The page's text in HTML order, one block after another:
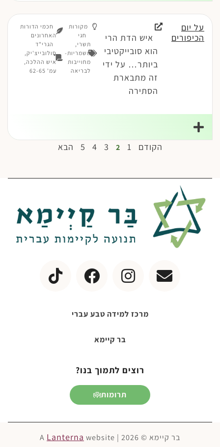
על יום
הכיפורים
איש הדת הרי
הוא סובייקטיבי
ביותר… על ידי
זה מתבארת
הסתירה
מקורות
חגי
תשרי,
משמריות-
מחוייבות
לבריאה
חכמי הדורות
האחרונים
הגרי"ד
סולובייצ'יק,
איש ההלכה,
עמ' 62-65
הקודם 1
2
3
4
5 הבא
מרכז למידה טבע עברי
בר קיימא
רוצים לתמוך בנו?
תרומות
בר קיימא © 2026 | A Lanterna website